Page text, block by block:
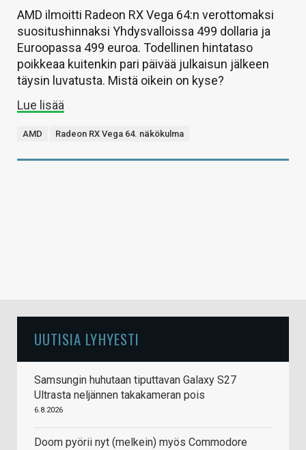
AMD ilmoitti Radeon RX Vega 64:n verottomaksi
suositushinnaksi Yhdysvalloissa 499 dollaria ja
Euroopassa 499 euroa. Todellinen hintataso
poikkeaa kuitenkin pari päivää julkaisun jälkeen
täysin luvatusta. Mistä oikein on kyse?
Lue lisää
AMD Radeon RX Vega 64. näkökulma
UUTISIA LYHYESTI
Samsungin huhutaan tiputtavan Galaxy S27
Ultrasta neljännen takakameran pois
6.8.2026
Doom pyörii nyt (melkein) myös Commodore